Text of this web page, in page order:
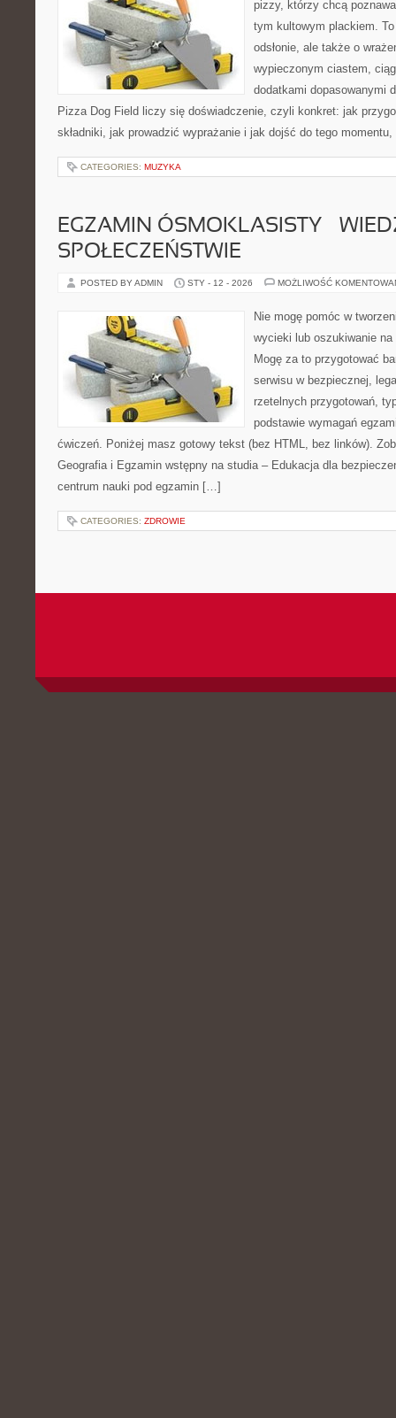
pizzy, którzy chcą
tym kultowym plackiem.
odsłonie, ale także o
wypieczonym ciastem,
dodatkami dopasowanymi
Pizza Dog Field liczy się doświadczenie, czyli konkret: jak
składniki, jak prowadzić wyprażanie i jak dojść do tego
CATEGORIES: MUZYKA
EGZAMIN ÓSMOKLASISTY –
SPOŁECZEŃSTWIE
POSTED BY ADMIN STY - 12 - 2026 MOŻLIWOŚĆ
Nie mogę pomóc w
wycieki lub oszukiwanie
Mogę za to przygotować
serwisu w bezpiecznej,
rzetelnych przygotowań,
podstawie wymagań
ćwiczeń. Poniżej masz gotowy tekst (bez HTML, bez linków).
Geografia i Egzamin wstępny na studia – Edukacja dla
centrum nauki pod egzamin […]
CATEGORIES: ZDROWIE